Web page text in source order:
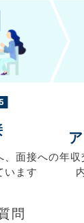
面接への
います
年収
問